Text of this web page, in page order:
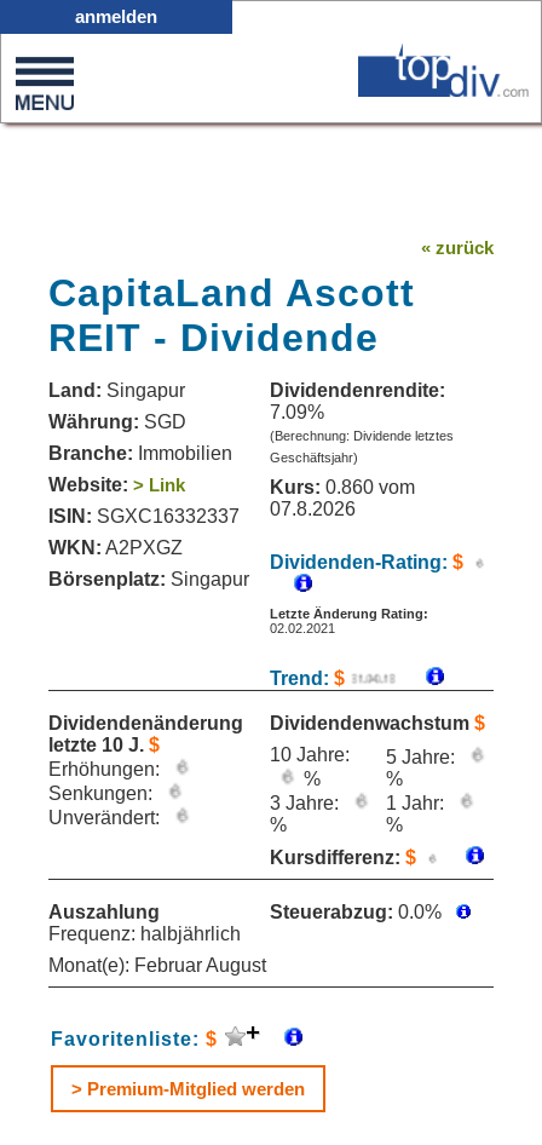
0
on
anmelden
« zurück
CapitaLand Ascott
REIT - Dividende
Land: Singapur
Währung: SGD
Branche: Immobilien
Website: > Link
ISIN: SGXC16332337
WKN: A2PXGZ
Börsenplatz: Singapur
Dividendenrendite:
7.09%
(Berechnung: Dividende letztes
Geschäftsjahr)
Kurs: 0.860 vom
07.8.2026
Dividenden-Rating: $
Letzte Änderung Rating:
02.02.2021
Trend: $
Dividendenänderung
letzte 10 J. $
Erhöhungen:
Senkungen:
Unverändert:
Dividendenwachstum $
10 Jahre:
%
5 Jahre:
%
3 Jahre:
%
1 Jahr:
%
Kursdifferenz: $
Auszahlung
Frequenz: halbjährlich
Monat(e): Februar August
Steuerabzug: 0.0%
Favoritenliste: $
> Premium-Mitglied werden